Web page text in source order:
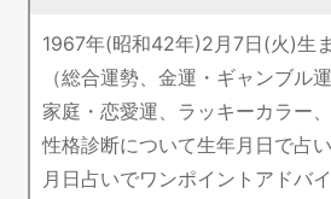
1967年(昭和42年)2月7日(火)生
（総合運勢、金運・ギャンブル
家庭・恋愛運、ラッキーカラー
性格診断について生年月日で占
月日占いでワンポイントアドバ